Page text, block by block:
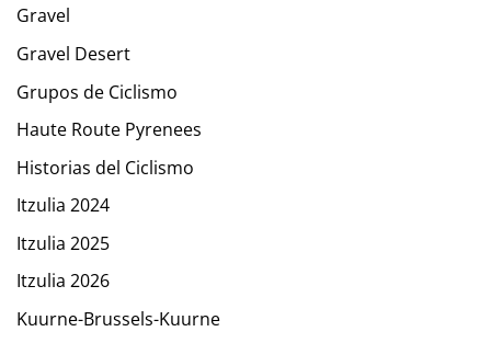
Gravel
Gravel Desert
Grupos de Ciclismo
Haute Route Pyrenees
Historias del Ciclismo
Itzulia 2024
Itzulia 2025
Itzulia 2026
Kuurne-Brussels-Kuurne